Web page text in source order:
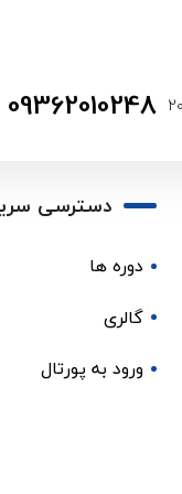
09362010248
دسترسی
دوره ها
گالری
ورود به پورتال